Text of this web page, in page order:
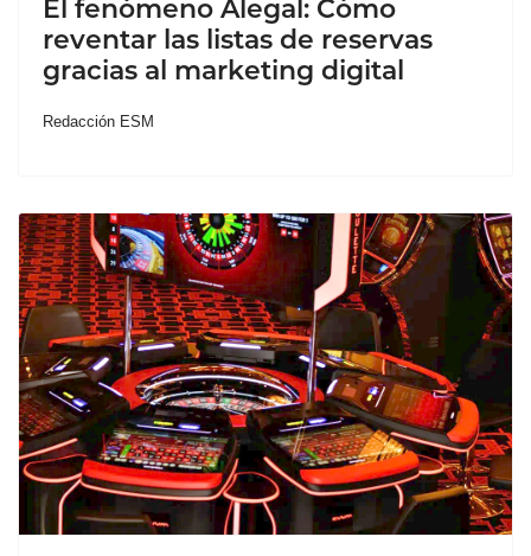
El fenómeno Alegal: Cómo
reventar las listas de reservas
gracias al marketing digital
Redacción ESM